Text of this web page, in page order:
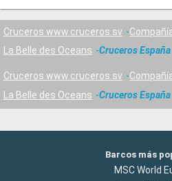
Cruceros www.cruceros.sv
La Belle des Oceans
Cruceros España
Cruceros www.cruceros.sv
La Belle des Oceans
Cruceros España
Barcos más
MSC World